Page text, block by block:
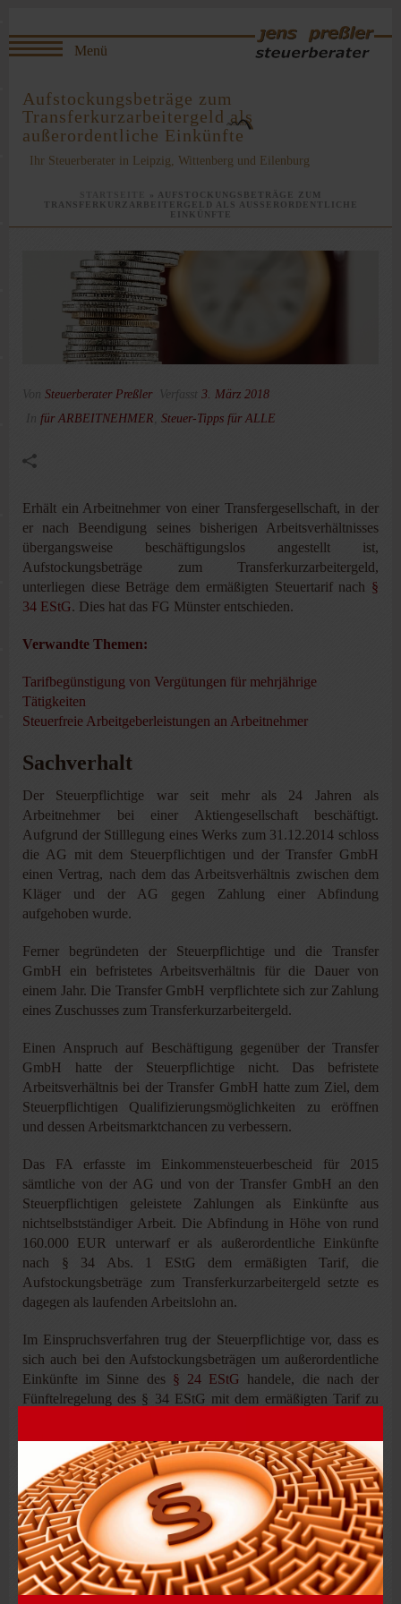
Aufstockungsbeträge zum
Transferkurzarbeitergeld als
außerordentliche Einkünfte
Ihr Steuerberater in Leipzig, Wittenberg und Eilenburg
»
AUFSTOCKUNGSBETRÄGE ZUM
TRANSFERKURZARBEITERGELD ALS AUSSERORDENTLICHE E
INKÜNFTE
Von Steuerberater Preßler Verfasst 3. März 2018
In für ARBEITNEHMER Steuer-Tipps für ALLE
Erhält ein Arbeitnehmer von einer Transfergesellschaft, in der
er nach Beendigung seines bisherigen Arbeitsverhältnisses
übergangsweise beschäftigungslos angestellt ist,
Aufstockungsbeträge zum Transferkurzarbeitergeld,
unterliegen diese Beträge dem ermäßigten Steuertarif nach §
34 EStG. Dies hat das FG Münster entschieden.
Verwandte Themen:
Tarifbegünstigung von Vergütungen für mehrjährige
Tätigkeiten
Steuerfreie Arbeitgeberleistungen an Arbeitnehmer
Sachverhalt
Der Steuerpflichtige war seit mehr als 24 Jahren als
Arbeitnehmer bei einer Aktiengesellschaft beschäftigt.
Aufgrund der Stilllegung eines Werks zum 31.12.2014 schloss
die AG mit dem Steuerpflichtigen und der Transfer GmbH
einen Vertrag, nach dem das Arbeitsverhältnis zwischen dem
Kläger und der AG gegen Zahlung einer Abfindung
aufgehoben wurde.
Ferner begründeten der Steuerpflichtige und die Transfer
GmbH ein befristetes Arbeitsverhältnis für die Dauer von
einem Jahr. Die Transfer GmbH verpflichtete sich zur Zahlung
eines Zuschusses zum Transferkurzarbeitergeld.
Einen Anspruch auf Beschäftigung gegenüber der Transfer
GmbH hatte der Steuerpflichtige nicht. Das befristete
Arbeitsverhältnis bei der Transfer GmbH hatte zum Ziel, dem
Steuerpflichtigen Qualifizierungsmöglichkeiten zu eröffnen
und dessen Arbeitsmarktchancen zu verbessern.
Das FA erfasste im Einkommensteuerbescheid für 2015
sämtliche von der AG und von der Transfer GmbH an den
Steuerpflichtigen geleistete Zahlungen als Einkünfte aus
nichtselbstständiger Arbeit. Die Abfindung in Höhe von rund
160.000 EUR unterwarf er als außerordentliche Einkünfte
nach § 34 Abs. 1 EStG dem ermäßigten Tarif, die
Aufstockungsbeträge zum Transferkurzarbeitergeld setzte es
dagegen als laufenden Arbeitslohn an.
Im Einspruchsverfahren trug der Steuerpflichtige vor, dass es
sich auch bei den Aufstockungsbeträgen um außerordentliche
Einkünfte im Sinne des § 24 EStG handele, die nach der
Fünftelregelung des § 34 EStG mit dem ermäßigten Tarif zu
Aufstockungsbeträge als laufenden Arbeitslohn dem
Regelsteuersatz.
Entscheidung
DasFGschloss sich dagegen der Auffassung des
Steuerpflichtigen an und gab der eingelegten Klage statt. Denn
der Zuschuss zum Transferkurzarbeitergeld stelle eine
Entschädigung für entgangene oder entgehende Einnahmen